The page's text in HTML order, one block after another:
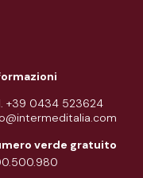
+39 0434 523624
verde gratuito